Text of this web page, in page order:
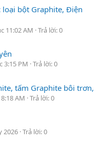
loại bột Graphite, Điện
11:02 AM Trả lời: 0
3:15 PM Trả lời: 0
tấm Graphite bôi trơn,
AM Trả lời: 0
2026 Trả lời: 0